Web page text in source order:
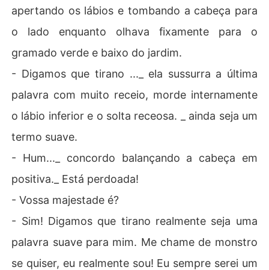
apertando os lábios e tombando a cabeça para
o lado enquanto olhava fixamente para o
gramado verde e baixo do jardim.
- Digamos que tirano ..._ ela sussurra a última
palavra com muito receio, morde internamente
o lábio inferior e o solta receosa. _ ainda seja um
termo suave.
- Hum..._ concordo balançando a cabeça em
positiva._ Está perdoada!
- Vossa majestade é?
- Sim! Digamos que tirano realmente seja uma
palavra suave para mim. Me chame de monstro
se quiser, eu realmente sou! Eu sempre serei um